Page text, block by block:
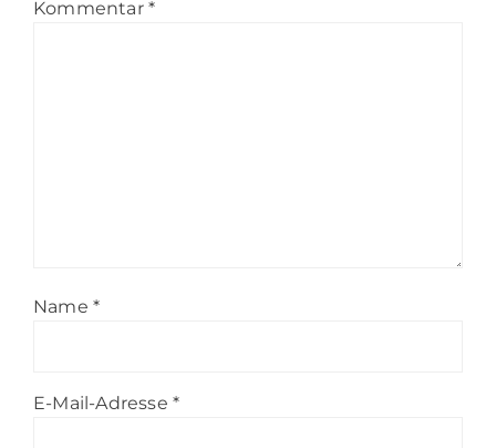
Kommentar *
Name *
E-Mail-Adresse *